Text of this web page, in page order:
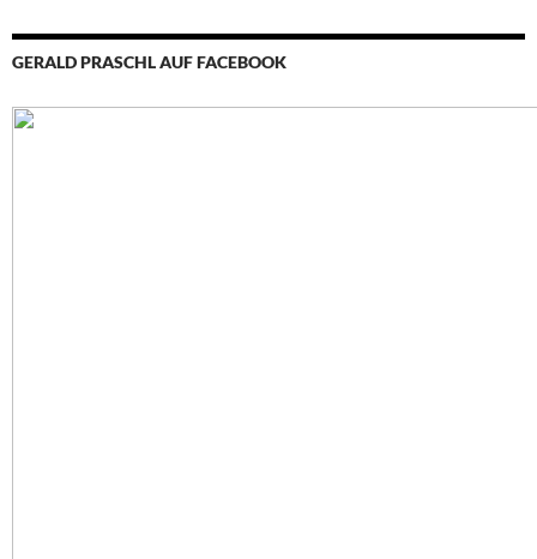
GERALD PRASCHL AUF FACEBOOK